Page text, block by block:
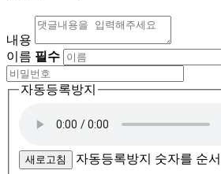
내용
이름 필수
자동등록방지
새로고침 자동등록방지 숫자를 순